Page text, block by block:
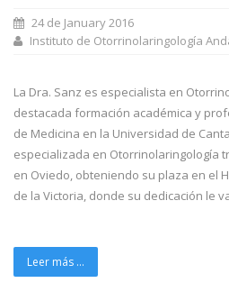
24 de January 2016
Instituto de Otorrinolaringología
La Dra. Sanz es especialista en
destacada formación académica y
de Medicina en la Universidad de
especializada en Otorrinolaringología
en Oviedo, obteniendo su plaza en el
de la Victoria, donde su dedicación le
Leer más ...